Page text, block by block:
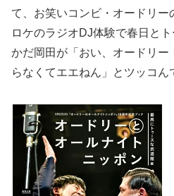
て、お笑いコンビ・オードリ
ロケのラジオDJ体験で春日と
かだ岡田が「おい、オードリ
らなくてエエねん」とツッコん